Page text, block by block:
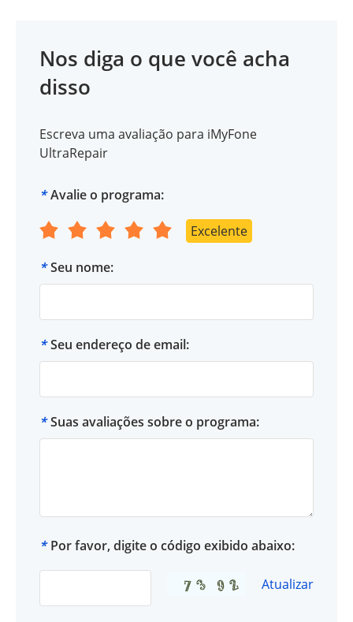
Nos diga o que você acha
disso
Escreva uma avaliação para iMyFone
UltraRepair
* Avalie o programa:
Excelente
* Seu nome:
* Seu endereço de email:
* Suas avaliações sobre o programa:
* Por favor, digite o código exibido abaixo:
Atualizar